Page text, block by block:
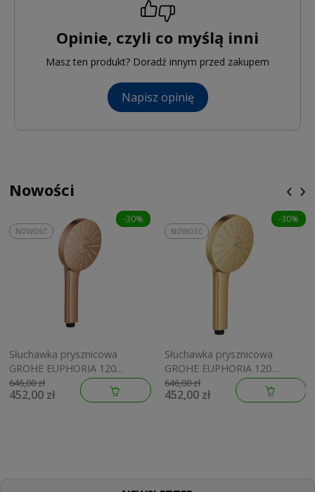
Opinie, czyli co myślą inni
Masz ten produkt? Doradź innym przed zakupem
Napisz opinię
Nowości
-30%
Słuchawka prysznicowa
GROHE EUPHORIA 120
brushed warm sunset
134883DL00
646,00 zł
452,00 zł
NOWOŚĆ
-30%
Słuchawka prysznicowa
GROHE EUPHORIA 120
brushed cool sunrise
134883GN00
646,00 zł
452,00 zł
NOWOŚĆ
‹ ›